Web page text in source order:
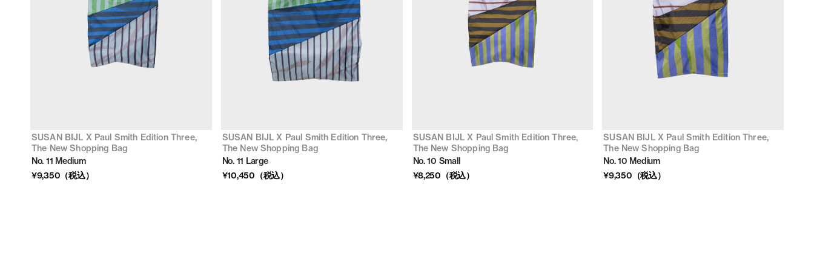
SUSAN BIJL X Paul Smith Edition Three,
The New Shopping Bag
No. 11 Medium
¥9,350（税込）
SUSAN BIJL X Paul Smith Edition Three,
The New Shopping Bag
No. 11 Large
¥10,450（税込）
SUSAN BIJL X Paul Smith Edition Three,
The New Shopping Bag
No. 10 Small
¥8,250（税込）
SUSAN BIJL X Paul Smith Edition Three,
The New Shopping Bag
No. 10 Medium
¥9,350（税込）